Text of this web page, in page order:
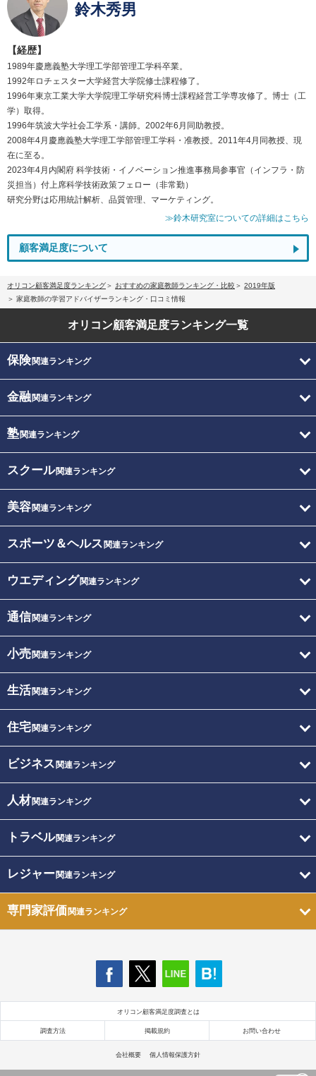
鈴木秀男
【経歴】
1989年慶應義塾大学理工学部管理工学科卒業。
1992年ロチェスター大学経営大学院修士課程修了。
1996年東京工業大学大学院理工学研究科博士課程経営工学専攻修了。博士（工
学）取得。
1996年筑波大学社会工学系・講師。2002年6月同助教授。
2008年4月慶應義塾大学理工学部管理工学科・准教授。2011年4月同教授、現
在に至る。
2023年4月内閣府 科学技術・イノベーション推進事務局参事官（インフラ・防
災担当）付上席科学技術政策フェロー（非常勤）
研究分野は応用統計解析、品質管理、マーケティング。
≫鈴木研究室についての詳細はこちら
顧客満足度について
オリコン顧客満足度ランキング おすすめの家庭教師ランキング・比較
2019年版
家庭教師の学習アドバイザーランキング・口コミ情報
オリコン顧客満足度ランキング一覧
保険関連ランキング
金融関連ランキング
塾関連ランキング
スクール関連ランキング
美容関連ランキング
スポーツ＆ヘルス 関連ランキング
ウエディング関連ランキング
通信関連ランキング
小売関連ランキング
生活関連ランキング
住宅関連ランキング
ビジネス 関連ランキング
人材関連ランキング
トラベル関連ランキング
レジャー関連ランキング
専門家評価関連ランキング
オリコン顧客満足度調査とは
調査方法 掲載規約 お問い合わせ
会社概要 個人情報保護方針